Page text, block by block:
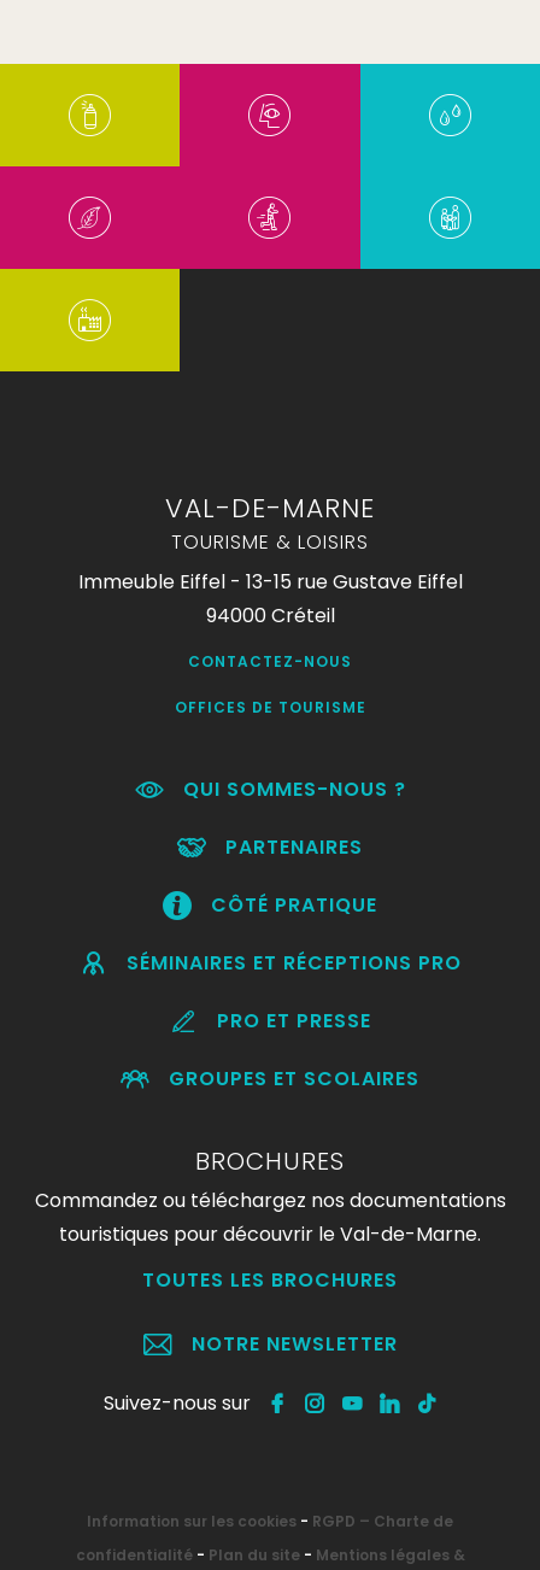
VAL-DE-MARNE
TOURISME & LOISIRS
Immeuble Eiffel - 13-15 rue Gustave Eiffel
94000 Créteil
CONTACTEZ-NOUS
OFFICES DE TOURISME
QUI SOMMES-NOUS ?
PARTENAIRES
CÔTÉ PRATIQUE
SÉMINAIRES ET RÉCEPTIONS PRO
PRO ET PRESSE
GROUPES ET SCOLAIRES
BROCHURES
Commandez ou téléchargez nos documentations
touristiques pour découvrir le Val-de-Marne.
TOUTES LES BROCHURES
NOTRE NEWSLETTER
Suivez-nous sur
Information sur les cookies - RGPD – Charte de
confidentialité- Plan du site- Mentions légales &